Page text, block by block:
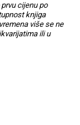
cijenu po
knjiga
više se ne
ili u